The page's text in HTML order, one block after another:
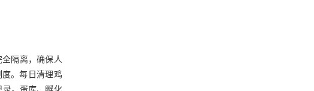
全隔离，确保人
。每日清理鸡